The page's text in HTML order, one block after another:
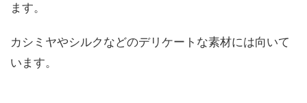
ます。
カシミヤやシルクなどのデリケートな素材には向いて
います。